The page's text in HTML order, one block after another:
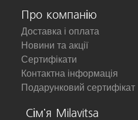
Про компанію
Доставка і оплата
Новини та акції
Сертифікати
Контактна інформація
Подарунковий сертифікат
Сім'я Milavitsa